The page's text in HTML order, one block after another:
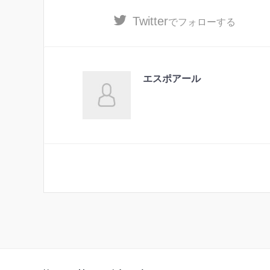
Twitterでフォローする
エスポアール